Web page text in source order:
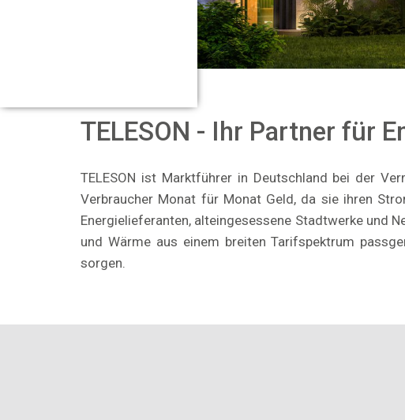
TELESON - Ihr Partner für
TELESON ist Marktführer in Deutschland bei der
Verbraucher Monat für Monat Geld, da sie ihren
Energielieferanten, alteingesessene Stadtwerke und
und Wärme aus einem breiten Tarifspektrum
sorgen.